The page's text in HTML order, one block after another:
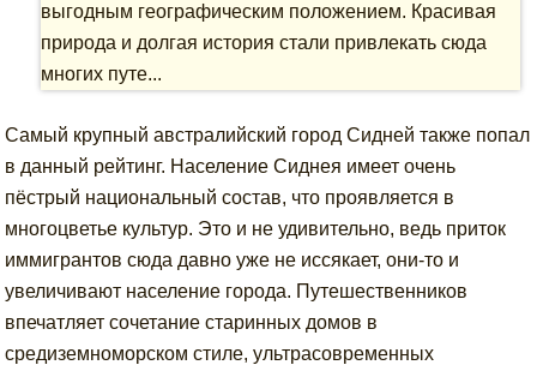
выгодным географическим положением. Красивая
природа и долгая история стали привлекать сюда
многих путе...
Самый крупный австралийский город Сидней также попал
в данный рейтинг. Население Сиднея имеет очень
пёстрый национальный состав, что проявляется в
многоцветье культур. Это и не удивительно, ведь приток
иммигрантов сюда давно уже не иссякает, они-то и
увеличивают население города. Путешественников
впечатляет сочетание старинных домов в
средиземноморском стиле, ультрасовременных